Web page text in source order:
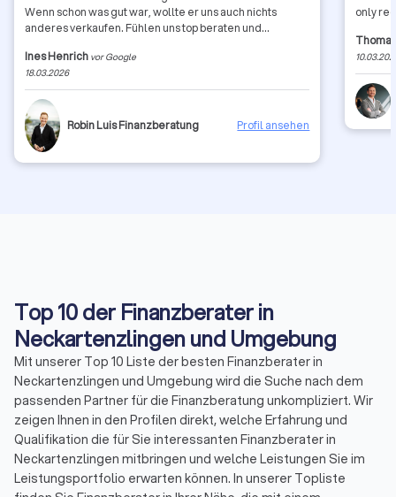
Wenn schon was gut war, wollte er uns auch nichts
anderes verkaufen. Fühlen uns top beraten und
Ines Henrich vor Google
18.03.2026
Robin Luis Finanzberatung Profil ansehen
only
Top 10 der Finanzberater in
Neckartenzlingen und Umgebung
Mit unserer Top 10 Liste der besten Finanzberater in
Neckartenzlingen und Umgebung wird die Suche nach dem
passenden Partner für die Finanzberatung unkompliziert. Wir
zeigen Ihnen in den Profilen direkt, welche Erfahrung und
Qualifikation die für Sie interessanten Finanzberater in
Neckartenzlingen mitbringen und welche Leistungen Sie im
Leistungsportfolio erwarten können. In unserer Topliste